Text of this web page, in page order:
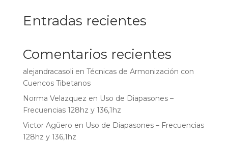
Entradas recientes
Comentarios recientes
alejandracasoli en Técnicas de Armonización con
Cuencos Tibetanos
Norma Velazquez en Uso de Diapasones –
Frecuencias 128hz y 136,1hz
Victor Agüero en Uso de Diapasones – Frecuencias
128hz y 136,1hz